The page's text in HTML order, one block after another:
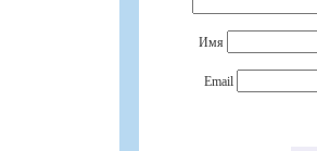
Имя
Email